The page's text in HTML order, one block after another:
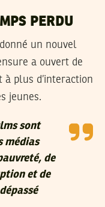
PERDU
donné un nouvel
a ouvert de
plus d’interaction
jeunes.
sont
médias
de
et de